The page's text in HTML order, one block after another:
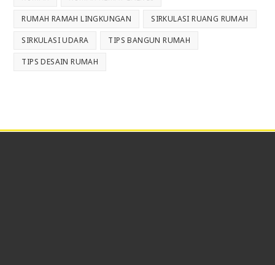
RUMAH RAMAH LINGKUNGAN SIRKULASI RUANG RUMAH
SIRKULASI UDARA TIPS BANGUN RUMAH
TIPS DESAIN RUMAH